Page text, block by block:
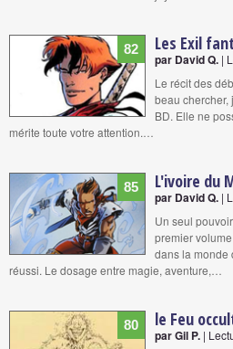
82 Les Exil
par David Q. |
Le récit des
beau chercher,
BD. Elle ne
mérite toute votre attention.…
85 L'ivoire du
par David Q. |
Un seul
premier
dans la monde
réussi. Le dosage entre magie, aventure,…
80 le Feu
par Gil P. |